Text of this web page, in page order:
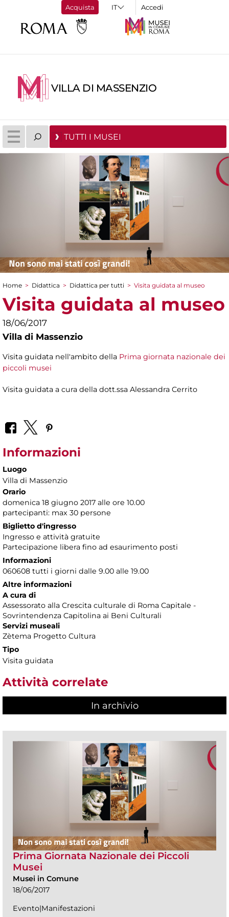
Acquista Accedi
VILLA DI MASSENZIO
TUTTI I MUSEI
Tu sei qui
Home > Didattica > Didattica per tutti > Visita guidata al museo
Visita guidata al museo
18/06/2017
Villa di Massenzio
Visita guidata nell'ambito della Prima giornata nazionale dei
piccoli musei
Visita guidata a cura della dott.ssa Alessandra Cerrito
Informazioni
Luogo
Villa di Massenzio
Orario
domenica 18 giugno 2017 alle ore 10.00
partecipanti: max 30 persone
Biglietto d'ingresso
Ingresso e attività gratuite
Partecipazione libera fino ad esaurimento posti
Informazioni
060608 tutti i giorni dalle 9.00 alle 19.00
Altre informazioni
A cura di
Assessorato alla Crescita culturale di Roma Capitale -
Sovrintendenza Capitolina ai Beni Culturali
Servizi museali
Zètema Progetto Cultura
Tipo
Visita guidata
Attività correlate
In archivio
Prima Giornata Nazionale dei Piccoli
Musei
Musei in Comune
18/06/2017
Evento|Manifestazioni